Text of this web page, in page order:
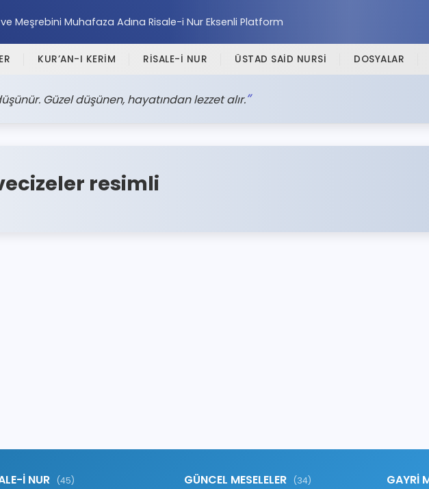
Meşrebini Muhafaza Adına Risale-i Nur Eksenli Platform
KUR’AN-I KERİM RİSALE-İ NUR ÜSTAD SAİD NURSİ DOSYALAR
Güzel düşünen, hayatından lezzet alır.
resimli
İ NUR (45) GÜNCEL MESELELER (34) GAYRİ